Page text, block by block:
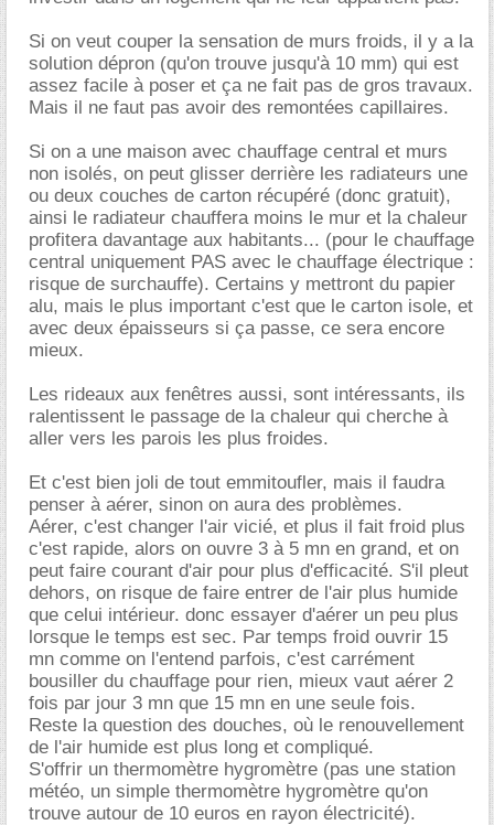
Si on veut couper la sensation de murs froids, il y a la
solution dépron (qu'on trouve jusqu'à 10 mm) qui est
assez facile à poser et ça ne fait pas de gros travaux.
Mais il ne faut pas avoir des remontées capillaires.
Si on a une maison avec chauffage central et murs
non isolés, on peut glisser derrière les radiateurs une
ou deux couches de carton récupéré (donc gratuit),
ainsi le radiateur chauffera moins le mur et la chaleur
profitera davantage aux habitants... (pour le chauffage
central uniquement PAS avec le chauffage électrique :
risque de surchauffe). Certains y mettront du papier
alu, mais le plus important c'est que le carton isole, et
avec deux épaisseurs si ça passe, ce sera encore
mieux.
Les rideaux aux fenêtres aussi, sont intéressants, ils
ralentissent le passage de la chaleur qui cherche à
aller vers les parois les plus froides.
Et c'est bien joli de tout emmitoufler, mais il faudra
penser à aérer, sinon on aura des problèmes.
Aérer, c'est changer l'air vicié, et plus il fait froid plus
c'est rapide, alors on ouvre 3 à 5 mn en grand, et on
peut faire courant d'air pour plus d'efficacité. S'il pleut
dehors, on risque de faire entrer de l'air plus humide
que celui intérieur. donc essayer d'aérer un peu plus
lorsque le temps est sec. Par temps froid ouvrir 15
mn comme on l'entend parfois, c'est carrément
bousiller du chauffage pour rien, mieux vaut aérer 2
fois par jour 3 mn que 15 mn en une seule fois.
Reste la question des douches, où le renouvellement
de l'air humide est plus long et compliqué.
S'offrir un thermomètre hygromètre (pas une station
météo, un simple thermomètre hygromètre qu'on
trouve autour de 10 euros en rayon électricité).